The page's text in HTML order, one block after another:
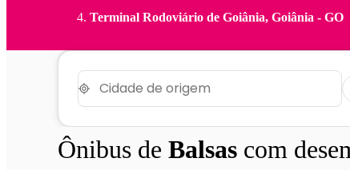
Terminal Rodoviário de Goiânia, Goiânia - GO
Ônibus de Balsas com